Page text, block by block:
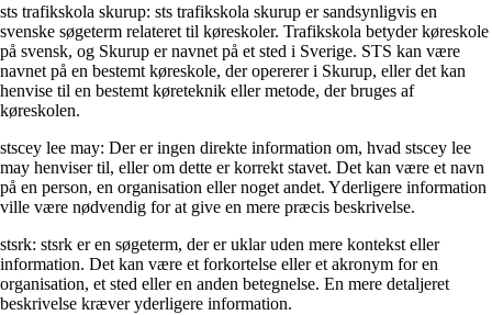
sts trafikskola skurup: sts trafikskola skurup er sandsynligvis en
svenske søgeterm relateret til køreskoler. Trafikskola betyder køreskole
på svensk, og Skurup er navnet på et sted i Sverige. STS kan være
navnet på en bestemt køreskole, der opererer i Skurup, eller det kan
henvise til en bestemt køreteknik eller metode, der bruges af
køreskolen.
stscey lee may: Der er ingen direkte information om, hvad stscey lee
may henviser til, eller om dette er korrekt stavet. Det kan være et navn
på en person, en organisation eller noget andet. Yderligere information
ville være nødvendig for at give en mere præcis beskrivelse.
stsrk: stsrk er en søgeterm, der er uklar uden mere kontekst eller
information. Det kan være et forkortelse eller et akronym for en
organisation, et sted eller en anden betegnelse. En mere detaljeret
beskrivelse kræver yderligere information.